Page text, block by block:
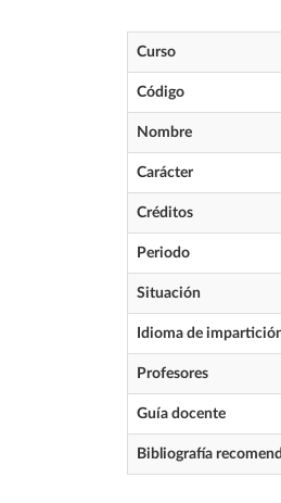
Curso
Código
Nombre
Carácter
Créditos
Periodo
Situación
Idioma de
Profesores
Guía docente
Bibliografía